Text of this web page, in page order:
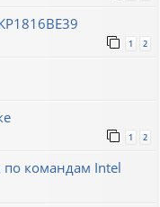
1 2
1 2
командам Intel